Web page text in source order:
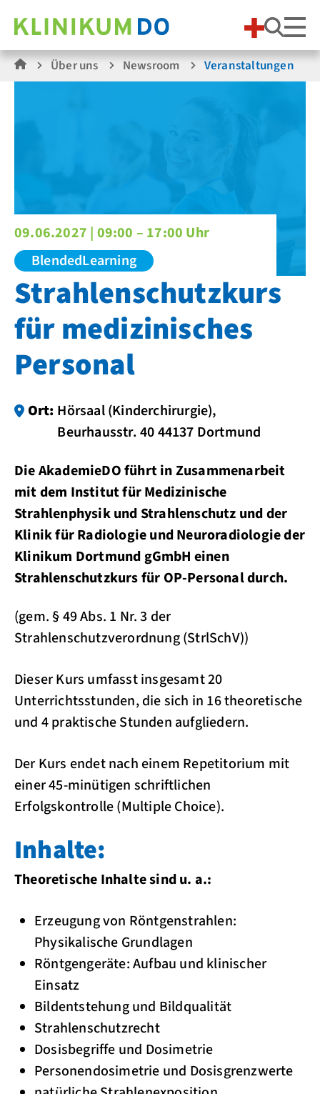
Über uns Newsroom Veranstaltungen
09.06.2027 | 09:00 – 17:00 Uhr
BlendedLearning
Strahlenschutzkurs
für medizinisches
Personal
Ort: Hörsaal (Kinderchirurgie),
Beurhausstr. 40 44137 Dortmund
Die AkademieDO führt in Zusammenarbeit
mit dem Institut für Medizinische
Strahlenphysik und Strahlenschutz und der
Klinik für Radiologie und Neuroradiologie der
Klinikum Dortmund gGmbH einen
Strahlenschutzkurs für OP-Personal durch.
(gem. § 49 Abs. 1 Nr. 3 der
Strahlenschutzverordnung (StrlSchV))
Dieser Kurs umfasst insgesamt 20
Unterrichtsstunden, die sich in 16 theoretische
und 4 praktische Stunden aufgliedern.
Der Kurs endet nach einem Repetitorium mit
einer 45-minütigen schriftlichen
Erfolgskontrolle (Multiple Choice).
Inhalte:
Theoretische Inhalte sind u. a.:
Erzeugung von Röntgenstrahlen:
Physikalische Grundlagen
Röntgengeräte: Aufbau und klinischer
Einsatz
Bildentstehung und Bildqualität
Strahlenschutzrecht
Dosisbegriffe und Dosimetrie
Personendosimetrie und Dosisgrenzwerte